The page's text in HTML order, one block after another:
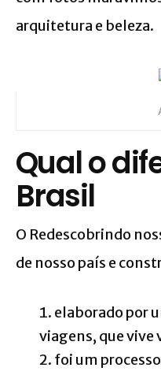
arquitetura e beleza.
Qual o
Brasil
O Redescobrindo
de nosso país e
elaborado por
viagens, que vive
foi um